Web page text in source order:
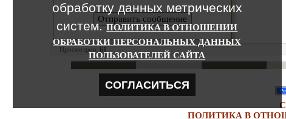
Просмотров: 61
ПОЛИТИКА В
обработку данных метрических
систем.ПОЛИТИКА В ОТНОШЕНИИ
ОБРАБОТКИ ПЕРСОНАЛЬНЫХ ДАННЫХ
ПОЛЬЗОВАТЕЛЕЙ САЙТА
СОГЛАСИТЬСЯ